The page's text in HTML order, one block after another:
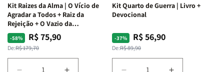
Kit Raizes da Alma | O Vício de
Agradar a Todos + Raiz da
Rejeição + O Vazio da
Insatisfação.
-58%
Preço
normal
De:R$ 179,70
Preço
promocional
R$ 75,90
Kit Quarto de Guerra | Livro +
Devocional
-37%
Preço
normal
De:R$ 89,90
Preço
promocional
R$ 56,90